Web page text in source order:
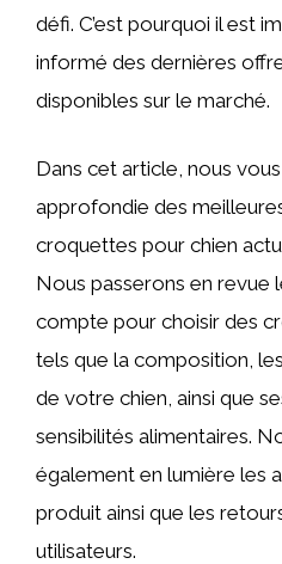
défi. C’est pourquoi il est
informé des dernières
disponibles sur le marché.
Dans cet article, nous
approfondie des
croquettes pour chien
Nous passerons en revue
compte pour choisir des
tels que la composition,
de votre chien, ainsi que
sensibilités alimentaires.
également en lumière les
produit ainsi que les
utilisateurs.